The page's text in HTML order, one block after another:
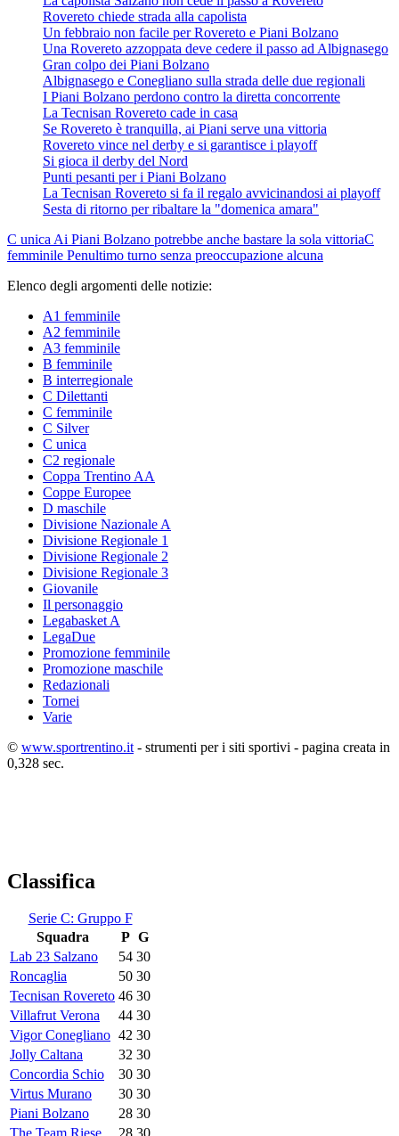
Rovereto chiede strada alla capolista
Un febbraio non facile per Rovereto e Piani Bolzano
Una Rovereto azzoppata deve cedere il passo ad Albignasego
Gran colpo dei Piani Bolzano
Albignasego e Conegliano sulla strada delle due regionali
I Piani Bolzano perdono contro la diretta concorrente
La Tecnisan Rovereto cade in casa
Se Rovereto è tranquilla, ai Piani serve una vittoria
Rovereto vince nel derby e si garantisce i playoff
Si gioca il derby del Nord
Punti pesanti per i Piani Bolzano
La Tecnisan Rovereto si fa il regalo avvicinandosi ai playoff
Sesta di ritorno per ribaltare la "domenica amara"
C unica Ai Piani Bolzano potrebbe anche bastare la sola vittoriaC
femminile Penultimo turno senza preoccupazione alcuna
Elenco degli argomenti delle notizie:
A1 femminile
A2 femminile
A3 femminile
B femminile
B interregionale
C Dilettanti
C femminile
C Silver
C unica
C2 regionale
Coppa Trentino AA
Coppe Europee
D maschile
Divisione Nazionale A
Divisione Regionale 1
Divisione Regionale 2
Divisione Regionale 3
Giovanile
Il personaggio
Legabasket A
LegaDue
Promozione femminile
Promozione maschile
Redazionali
Tornei
Varie
© www.sportrentino.it - strumenti per i siti sportivi - pagina creata in
0,328 sec.
Classifica
Serie C: Gruppo F
Squadra
P G
Lab 23 Salzano
54 30
Roncaglia
50 30
Tecnisan Rovereto 46 30
Villafrut Verona
44 30
Vigor Conegliano 42 30
Jolly Caltana
32 30
Concordia Schio
30 30
Virtus Murano
30 30
Piani Bolzano
28 30